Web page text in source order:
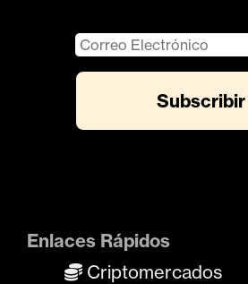
Enlaces Rápidos
Criptomercados